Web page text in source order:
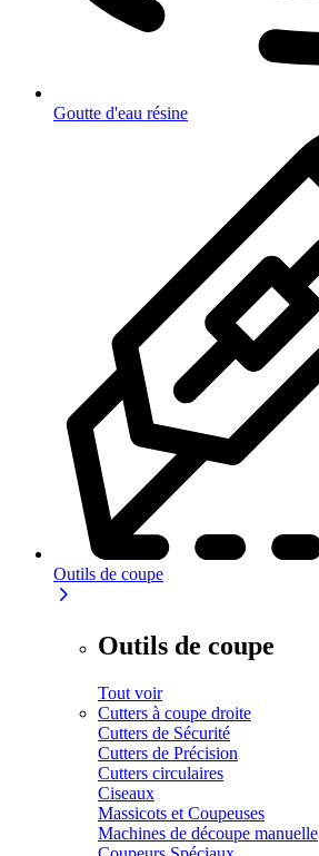
Goutte d'eau résine
Outils de coupe
Outils de coupe
Tout voir
Cutters à coupe droite
Cutters de Sécurité
Cutters de Précision
Cutters circulaires
Ciseaux
Massicots et Coupeuses
Machines de découpe manuelle